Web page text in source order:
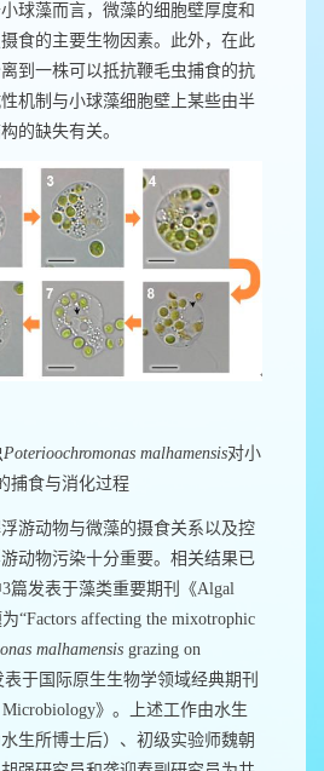
球藻而言，微藻的细胞壁厚度和
食的主要生物因素。此外，在此
到一株可以抵抗鞭毛虫捕食的抗
机制与小球藻细胞壁上某些由半
的缺失有关。
Poterioochromonas malhamensis对小
捕食与消化过程
游动物与微藻的摄食关系以及控
动物污染十分重要。相关结果已
3篇发表于藻类重要期刊《Algal
“Factors affecting the mixotrophic
malhamensis grazing on
表于国际原生生物学领域经典期刊
》。上述工作由水生
生所博士后）、初级实验师魏朝